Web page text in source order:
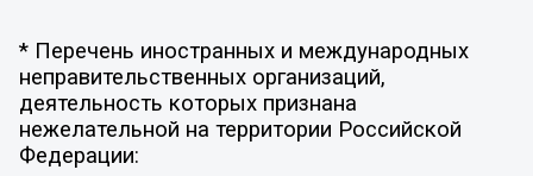
* Перечень иностранных и международных
неправительственных организаций,
деятельность которых признана
нежелательной на территории Российской
Федерации: